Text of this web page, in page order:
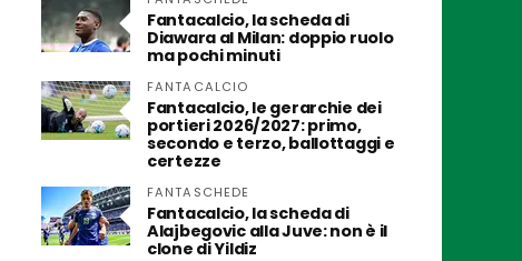
Fantacalcio, la scheda di
Diawara al Milan: doppio ruolo
ma pochi minuti
FANTACALCIO
Fantacalcio, le gerarchie dei
portieri 2026/2027: primo,
secondo e terzo, ballottaggi e
certezze
FANTASCHEDE
Fantacalcio, la scheda di
Alajbegovic alla Juve: non è il
clone di Yildiz